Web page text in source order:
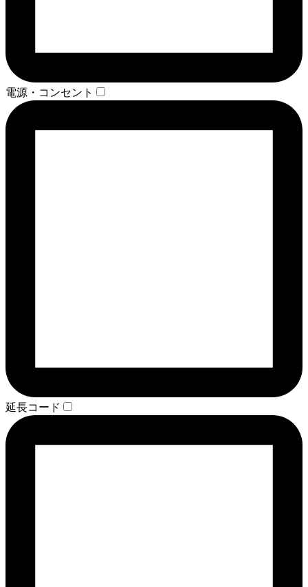
電源・コンセント
延長コード